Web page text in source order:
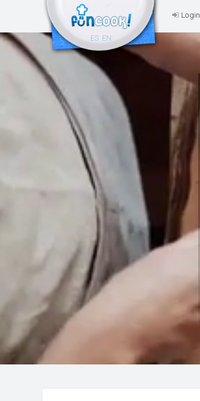
Login
ES EN